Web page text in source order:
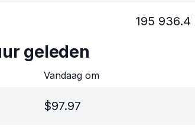
195 936.4
geleden
Vandaag om
$97.97